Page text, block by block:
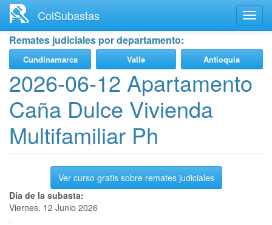
contenido
principal
ColSubastas
Remates judiciales por departamento:
Cundinamarca Valle Antioquia
2026-06-12 Apartamento
Caña Dulce Vivienda
Multifamiliar Ph
Ver curso gratis sobre remates judiciales
Día de la subasta:
Viernes, 12 Junio 2026